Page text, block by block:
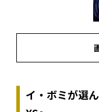
イ・ボミが選